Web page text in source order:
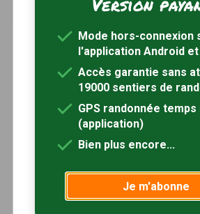
5.5 km
Mode hors-connexion
l'application Android et
Accès garantie sans
19000 sentiers de
GPS randonnée temps
(application)
Bien plus encore...
Je m'abonne